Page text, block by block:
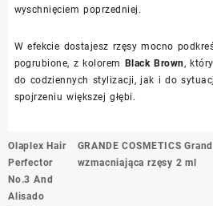
wyschnięciem poprzedniej.
W efekcie dostajesz rzęsy mocno
pogrubione, z kolorem
Black Brown,
do codziennych stylizacji, jak i do
spojrzeniu większej głębi.
Nawigacja
wpisu
Olaplex Hair
Perfector
No.3 And
Alisado
GRANDE COSMETICS
wzmacniająca rzęsy 2 ml